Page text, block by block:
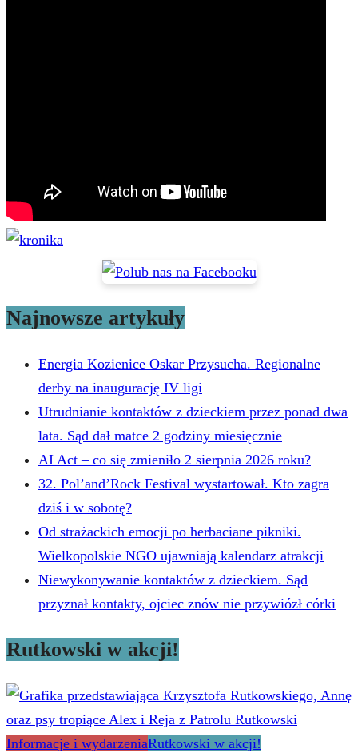
Najnowsze artykuły
Energia Kozienice Oskar Przysucha. Regionalne
derby na inaugurację IV ligi
Utrudnianie kontaktów z dzieckiem przez ponad dwa
lata. Sąd dał matce 2 godziny miesięcznie
AI Act – co się zmieniło 2 sierpnia 2026 roku?
32. Pol’and’Rock Festival wystartował. Kto zagra
dziś i w sobotę?
Od strażackich emocji po herbaciane pikniki.
Wielkopolskie NGO ujawniają kalendarz atrakcji
Niewykonywanie kontaktów z dzieckiem. Sąd
przyznał kontakty, ojciec znów nie przywiózł córki
Rutkowski w akcji!
Informacje i wydarzeniaRutkowski w akcji!